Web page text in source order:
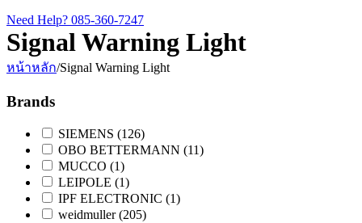
Need Help? 085-360-7247
Signal Warning Light
หน้าหลัก/Signal Warning Light
Brands
SIEMENS (126)
OBO BETTERMANN (11)
MUCCO (1)
LEIPOLE (1)
IPF ELECTRONIC (1)
weidmuller(205)